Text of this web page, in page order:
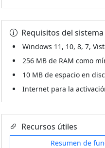
Requisitos del sistema
Windows 11, 10, 8, 7,
256 MB de RAM como
10 MB de espacio en
Internet para la
Recursos útiles
Resumen de